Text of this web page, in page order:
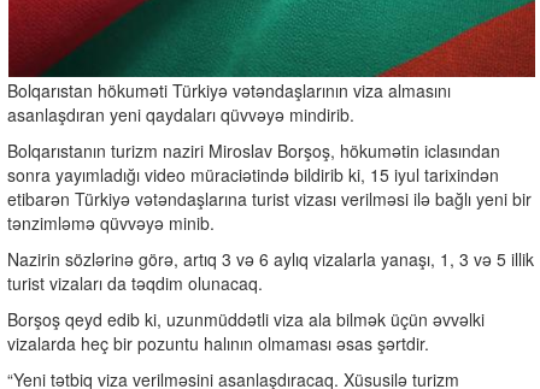
Bolqarıstan hökuməti Türkiyə vətəndaşlarının viza almasını
asanlaşdıran yeni qaydaları qüvvəyə mindirib.
Bolqarıstanın turizm naziri Miroslav Borşoş, hökumətin iclasından
sonra yayımladığı video müraciətində bildirib ki, 15 iyul tarixindən
etibarən Türkiyə vətəndaşlarına turist vizası verilməsi ilə bağlı yeni bir
tənzimləmə qüvvəyə minib.
Nazirin sözlərinə görə, artıq 3 və 6 aylıq vizalarla yanaşı, 1, 3 və 5 illik
turist vizaları da təqdim olunacaq.
Borşoş qeyd edib ki, uzunmüddətli viza ala bilmək üçün əvvəlki
vizalarda heç bir pozuntu halının olmaması əsas şərtdir.
“Yeni tətbiq viza verilməsini asanlaşdıracaq. Xüsusilə turizm